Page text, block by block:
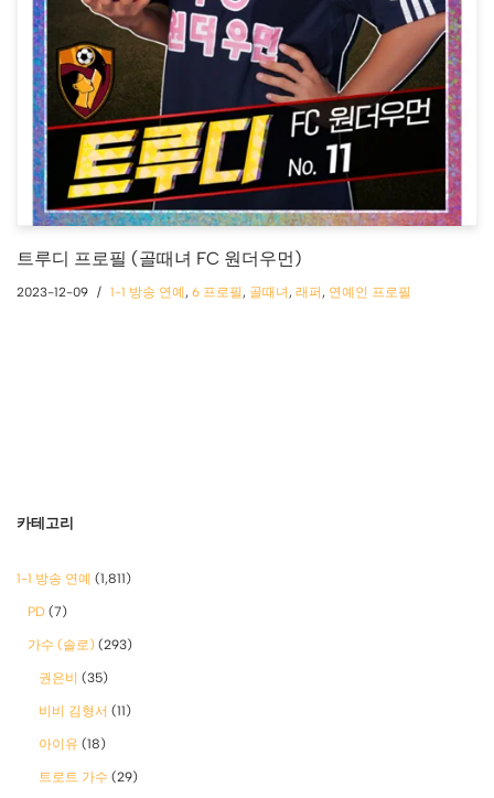
트루디 프로필 (골때녀 FC 원더우먼)
2023-12-09 1-1 방송 연예, 6 프로필, 골때녀, 래퍼, 연예인 프로필
카테고리
1-1 방송 연예 (1,811)
PD (7)
가수 (솔로) (293)
권은비 (35)
비비 김형서 (11)
아이유 (18)
트로트 가수 (29)